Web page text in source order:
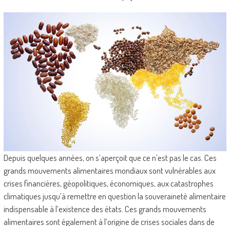
Depuis quelques années, on s’aperçoit que ce n’est pas le cas. Ces
grands mouvements alimentaires mondiaux sont vulnérables aux
crises financières, géopolitiques, économiques, aux catastrophes
climatiques jusqu’à remettre en question la souveraineté alimentaire
indispensable à l’existence des états. Ces grands mouvements
alimentaires sont également à l’origine de crises sociales dans de